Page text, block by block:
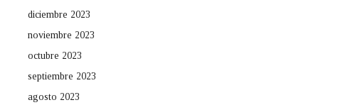
diciembre 2023
noviembre 2023
octubre 2023
septiembre 2023
agosto 2023